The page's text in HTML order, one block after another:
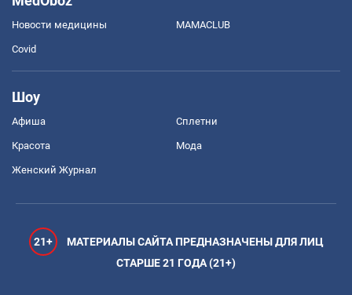
Новости медицины MAMACLUB
Covid
Шоу
Афиша Сплетни
Красота Мода
Женский Журнал
21+
МАТЕРИАЛЫ САЙТА ПРЕДНАЗНАЧЕНЫ ДЛЯ ЛИЦ
СТАРШЕ 21 ГОДА (21+)